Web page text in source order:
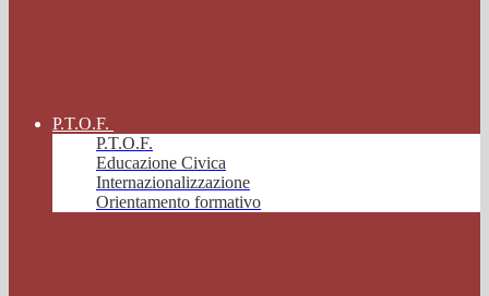
P.T.O.F.
P.T.O.F.
Educazione Civica
Internazionalizzazione
Orientamento formativo